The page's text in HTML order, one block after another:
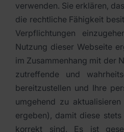
verwenden. Sie erklären,
die rechtliche Fähigkeit
Verpflichtungen
Nutzung dieser Webseite
im Zusammenhang mit der
zutreffende und
bereitzustellen und Ihre
umgehend zu
ergeben), damit diese
korrekt sind. Es ist